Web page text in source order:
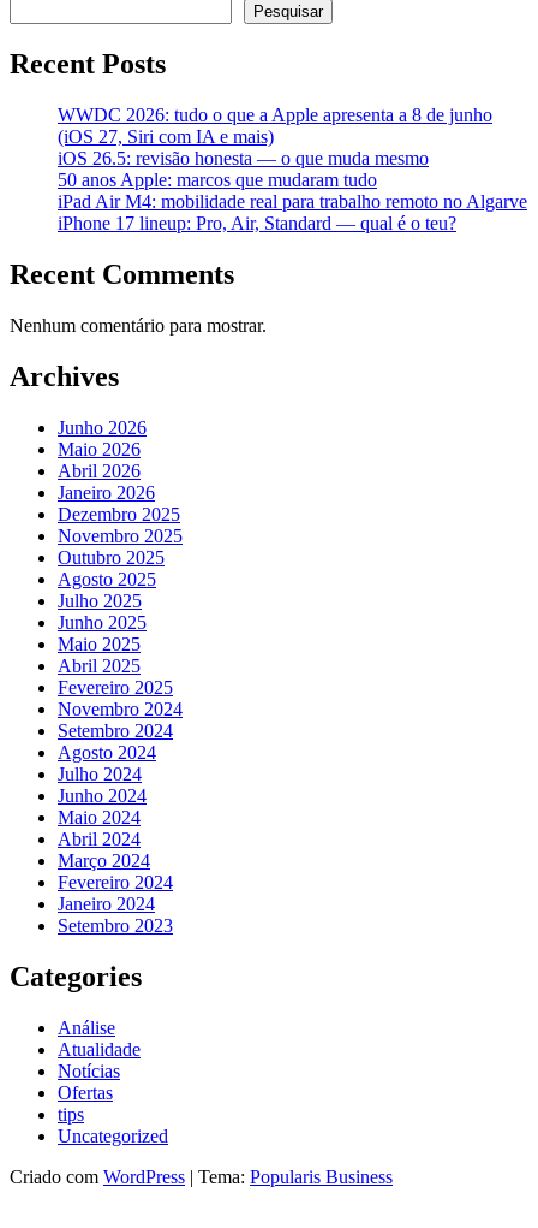
Pesquisar
Recent Posts
WWDC 2026: tudo o que a Apple apresenta a 8 de junho
(iOS 27, Siri com IA e mais)
iOS 26.5: revisão honesta — o que muda mesmo
50 anos Apple: marcos que mudaram tudo
iPad Air M4: mobilidade real para trabalho remoto no Algarve
iPhone 17 lineup: Pro, Air, Standard — qual é o teu?
Recent Comments
Nenhum comentário para mostrar.
Archives
Junho 2026
Maio 2026
Abril 2026
Janeiro 2026
Dezembro 2025
Novembro 2025
Outubro 2025
Agosto 2025
Julho 2025
Junho 2025
Maio 2025
Abril 2025
Fevereiro 2025
Novembro 2024
Setembro 2024
Agosto 2024
Julho 2024
Junho 2024
Maio 2024
Abril 2024
Março 2024
Fevereiro 2024
Janeiro 2024
Setembro 2023
Categories
Análise
Atualidade
Notícias
Ofertas
tips
Uncategorized
Criado com WordPress | Tema: Popularis Business